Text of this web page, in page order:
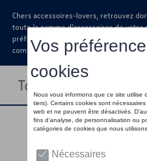
Chers accessoires-lovers, retrouvez
toute la gamme d’accessoires de votre
préférée sous forme de catalogue à
commander auprès de votre
Toggle navigation